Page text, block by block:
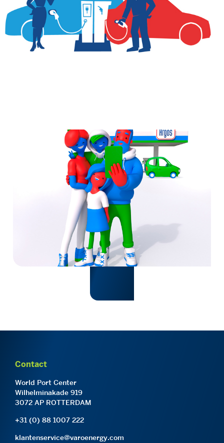
Contact
World Port Center
Wilhelminakade 919
3072 AP ROTTERDAM
+31 (0) 88 1007 222
klantenservice@varoenergy.com